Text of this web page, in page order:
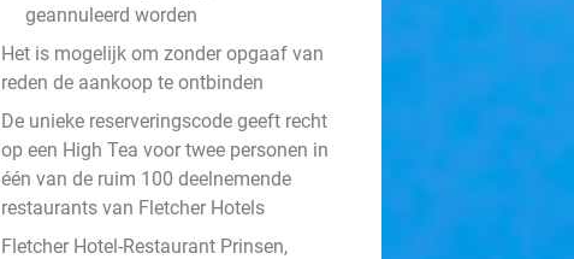
geannuleerd worden
Het is mogelijk om zonder opgaaf van
reden de aankoop te ontbinden
De unieke reserveringscode geeft recht
op een High Tea voor twee personen in
één van de ruim 100 deelnemende
restaurants van Fletcher Hotels
Fletcher Hotel-Restaurant Prinsen,